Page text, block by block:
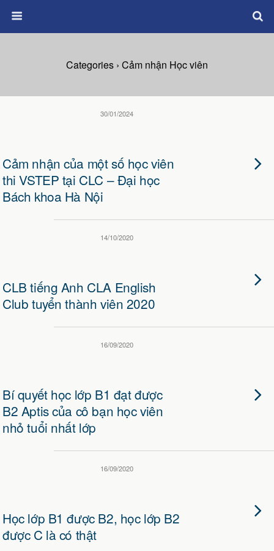
Categories › Cảm nhận Học viên
30/01/2024
Cảm nhận của một số học viên
thi VSTEP tại CLC – Đại học
Bách khoa Hà Nội
14/10/2020
CLB tiếng Anh CLA English
Club tuyển thành viên 2020
16/09/2020
Bí quyết học lớp B1 đạt được
B2 Aptis của cô bạn học viên
nhỏ tuổi nhất lớp
16/09/2020
Học lớp B1 được B2, học lớp B2
được C là có thật